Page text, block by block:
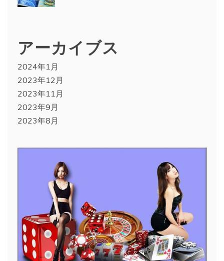
アーカイブス
2024年1月
2023年12月
2023年11月
2023年9月
2023年8月